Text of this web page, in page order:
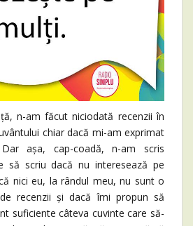
am făcut niciodată recenzii în
chiar dacă mi-am exprimat
așa, cap-coadă, n-am scris
să scriu dacă nu interesează pe
nici eu, la rândul meu, nu sunt o
recenzii și dacă îmi propun să
suficiente câteva cuvinte care să-